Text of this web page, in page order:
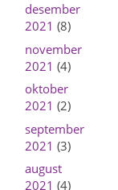
desember
2021 (8)
november
2021 (4)
oktober
2021 (2)
september
2021 (3)
august
2021 (4)